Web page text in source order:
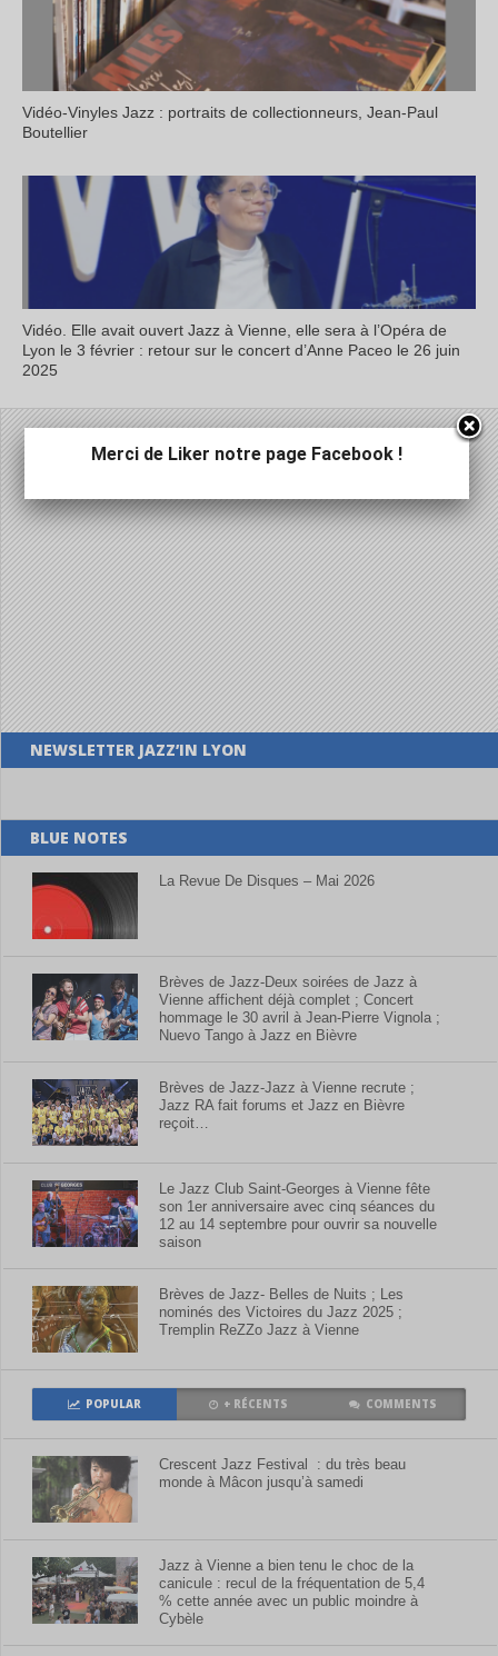
Vidéo-Vinyles Jazz : portraits de collectionneurs, Jean-Paul
Boutellier
Vidéo. Elle avait ouvert Jazz à Vienne, elle sera à l’Opéra de
Lyon le 3 février : retour sur le concert d’Anne Paceo le 26 juin
2025
NEWSLETTER JAZZ’IN LYON
BLUE NOTES
La Revue De Disques – Mai 2026
Brèves de Jazz-Deux soirées de Jazz à
Vienne affichent déjà complet ; Concert
hommage le 30 avril à Jean-Pierre Vignola ;
Nuevo Tango à Jazz en Bièvre
Brèves de Jazz-Jazz à Vienne recrute ;
Jazz RA fait forums et Jazz en Bièvre
reçoit…
Le Jazz Club Saint-Georges à Vienne fête
son 1er anniversaire avec cinq séances du
12 au 14 septembre pour ouvrir sa nouvelle
saison
Brèves de Jazz- Belles de Nuits ; Les
nominés des Victoires du Jazz 2025 ;
Tremplin ReZZo Jazz à Vienne
POPULAR + RÉCENTS COMMENTS
Crescent Jazz Festival : du très beau
monde à Mâcon jusqu’à samedi
Jazz à Vienne a bien tenu le choc de la
canicule : recul de la fréquentation de 5,4
% cette année avec un public moindre à
Cybèle
Merci de Liker notre page Facebook !